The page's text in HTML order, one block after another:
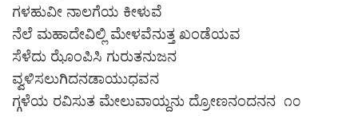
ಗಳಹುವೀ ನಾಲಗೆಯ ಕೀಳುವೆ
ನೆಲೆ ಮಹಾದೇವಿಲ್ಲಿ ಮೇಳವೆನುತ್ತ ಖಂಡೆಯವ
ಸೆಳೆದು ಝೊಂಪಿಸಿ ಗುರುತನುಜನ
ವ್ವಳಿಸಲುಗಿದನಡಾಯುಧವನ
ಗ್ಗಳೆಯ ರವಿಸುತ ಮೇಲುವಾಯ್ದನು ದ್ರೋಣನಂದನನ ೧೦